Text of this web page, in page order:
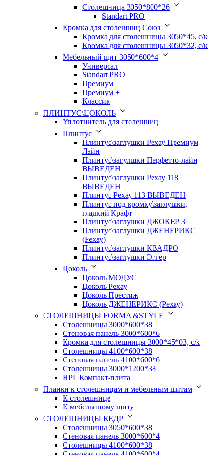
Столешница 3050*800*26
Standart PRO
Кромка для столешниц Союз
Кромка для столешницы 3050*45, с/к
Кромка для столешницы 3050*32, с/к
Мебельный щит 3050*600*4
Универсал
Standart PRO
Премиум
Премиум +
Классик
ПЛИНТУС\ЦОКОЛЬ
Уплотнитель для столешниц
Плинтус
Плинтус\заглушки Рехау Премиум
Лайн
Плинтус\загулшки Перфетто-лайн
ВЫВЕДЕН
Плинтус\заглушки Рехау 118
ВЫВЕДЕН
Плинтус Рехау 113 ВЫВЕДЕН
Плинтус под кромку\заглушки,
гладкий Крафт
Плинтус\заглушки ДЖОКЕР 3
Плинтус\заглушки ДЖЕНЕРИКС
(Рехау)
Плинтус\заглушки КВАДРО
Плинтус\заглушки Эггер
Цоколь
Цоколь МОДУС
Цоколь Рехау
Цоколь Престиж
Цоколь ДЖЕНЕРИКС (Рехау)
СТОЛЕШНИЦЫ FORMA &STYLE
Столешницы 3000*600*38
Стеновая панель 3000*600*6
Кромка для столешницы 3000*45*03, с/к
Столешницы 4100*600*38
Стеновая панель 4100*600*6
Столешницы 3000*1200*38
HPL Компакт-плита
Планки к столешницам и мебельным щитам
К столешнице
К мебельнному щиту
СТОЛЕШНИЦЫ КЕДР
Столешницы 3050*600*38
Стеновая панель 3000*600*4
Столешницы 4100*600*38